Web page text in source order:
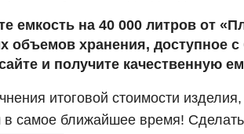
емкость на 40 000 литров от
объемов хранения, доступное
и получите качественную
итоговой стоимости
в самое ближайшее время!